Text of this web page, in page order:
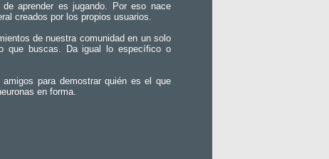
aprender es jugando. Por eso nace
creados por los propios usuarios.
de nuestra comunidad en un solo
que buscas. Da igual lo específico o
para demostrar quién es el que
en forma.